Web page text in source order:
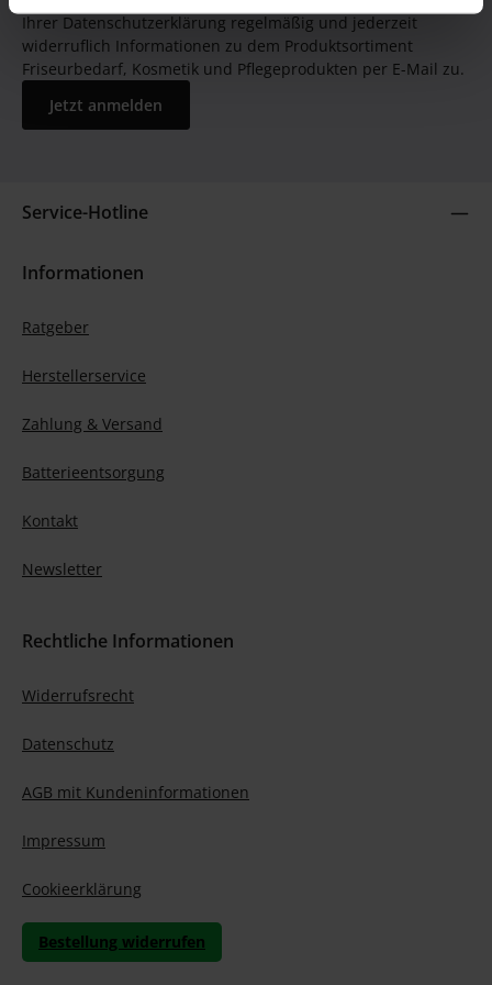
Ihrer Datenschutzerklärung regelmäßig und jederzeit
widerruflich Informationen zu dem Produktsortiment
Friseurbedarf, Kosmetik und Pflegeprodukten per E-Mail zu.
Jetzt anmelden
Service-Hotline
Informationen
Ratgeber
Herstellerservice
Zahlung & Versand
Batterieentsorgung
Kontakt
Newsletter
Rechtliche Informationen
Widerrufsrecht
Datenschutz
AGB mit Kundeninformationen
Impressum
Cookieerklärung
Bestellung widerrufen